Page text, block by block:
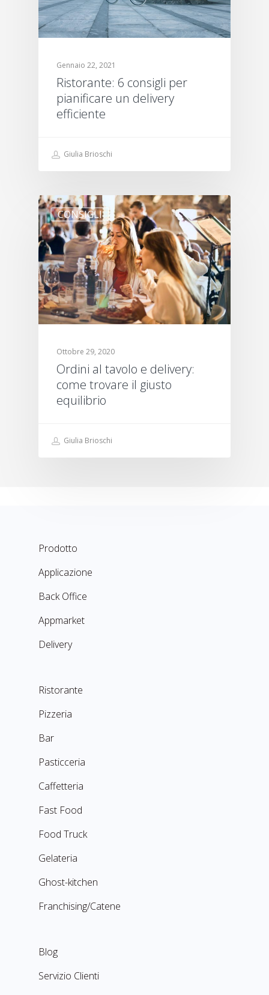
Gennaio 22, 2021
Ristorante: 6 consigli per
pianificare un delivery
efficiente
Giulia Brioschi
CONSIGLI
Ottobre 29, 2020
Ordini al tavolo e delivery:
come trovare il giusto
equilibrio
Giulia Brioschi
Prodotto
Applicazione
Back Office
Appmarket
Delivery
Ristorante
Pizzeria
Bar
Pasticceria
Caffetteria
Fast Food
Food Truck
Gelateria
Ghost-kitchen
Franchising/Catene
Blog
Servizio Clienti